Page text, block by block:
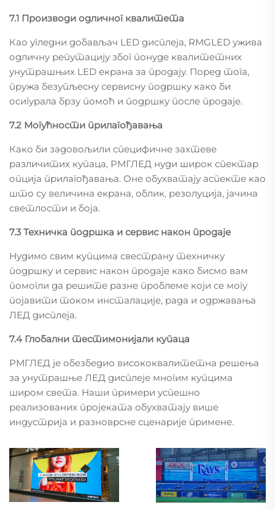
7.1 Производи одличног квалитета
Као угледни добављач LED дисплеја, RMGLED ужива
одличну репутацију због понуде квалитетних
унутрашњих LED екрана за продају. Поред тога,
пружа безупљесну сервисну подршку како би
осигурала брзу помоћ и подршку после продаје.
7.2 Могућности прилагођавања
Како би задовољили специфичне захтеве
различитих купаца, РМГЛЕД нуди широк спектар
опција прилагођавања. Оне обухватају аспекте као
што су величина екрана, облик, резолуција, јачина
светлости и боја.
7.3 Техничка подршка и сервис након продаје
Нудимо свим купцима свестрану техничку
подршку и сервис након продаје како бисмо вам
помогли да решите разне проблеме који се могу
појавити током инсталације, рада и одржавања
ЛЕД дисплеја.
7.4 Глобални тестимонијали купаца
РМГЛЕД је обезбедио висококвалитетна решења
за унутрашње ЛЕД дисплеје многим купцима
широм света. Наши примери успешно
реализованих пројеката обухватају више
индустрија и разноврсне сценарије примене.